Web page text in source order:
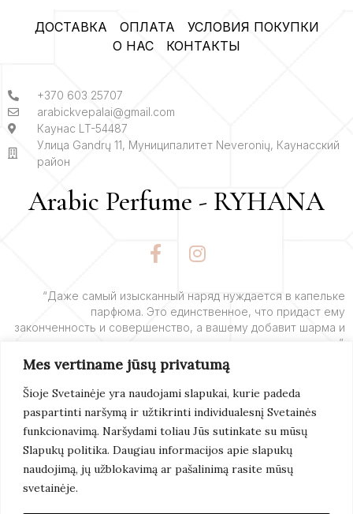
Mes vertiname jūsų privatumą
Šioje Svetainėje yra naudojami slapukai, kurie padeda
paspartinti naršymą ir užtikrinti individualesnį Svetainės
funkcionavimą. Naršydami toliau Jūs sutinkate su mūsų
Slapukų politika. Daugiau informacijos apie slapukų
naudojimą, jų užblokavimą ar pašalinimą rasite mūsų
svetainėje.
ДОСТАВКА ОПЛАТА
УСЛОВИЯ ПОКУПКИ
О НАС
КОНТАКТЫ
+370 603 25707
arabickvepalai@gmail.com
Каунас LT-54487
Улица Gandrų 11, Муниципалитет Neveronių, Каунасский
район
Arabic Perfume - RYHANA
F
a
e
b
o
o
k
-
f
I
n
t
a
g
r
a
m
“Даже самый изысканный наряд нуждается в капельке
парфюма. Это единственное, что придаст ему
законченность и совершенство, а вашему добавит шарма и
очарования”.
Подробнее